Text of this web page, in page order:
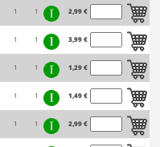
1 1 2,99 €
1 1 3,99 €
1 1 1,29 €
1 1 1,49 €
1 1 2,99 €